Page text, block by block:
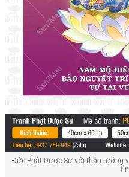
Đức Phật Dược Sư với thân tướng